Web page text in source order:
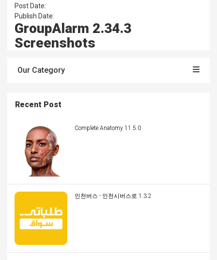
Post Date:
Publish Date:
GroupAlarm 2.34.3
Screenshots
Our Category
Recent Post
Complete Anatomy 11.5.0
인천버스 - 인천시버스로 1.3.2